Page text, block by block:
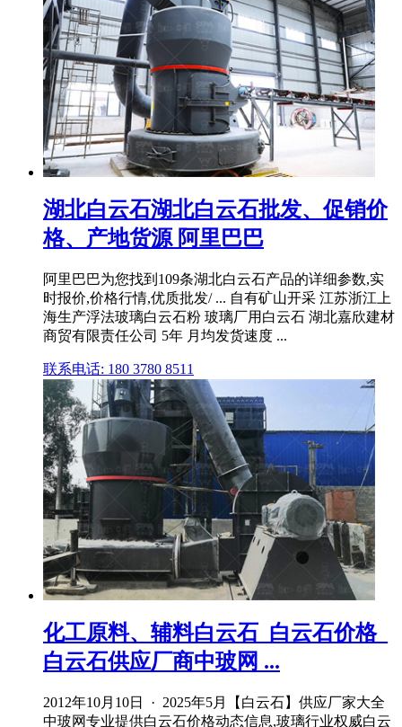
湖北白云石湖北白云石批发、促销价
格、产地货源 阿里巴巴
阿里巴巴为您找到109条湖北白云石产品的详细参数,实
时报价,价格行情,优质批发/ ... 自有矿山开采 江苏浙江上
海生产浮法玻璃白云石粉 玻璃厂用白云石 湖北嘉欣建材
商贸有限责任公司 5年 月均发货速度 ...
联系电话: 180 3780 8511
化工原料、辅料白云石_白云石价格_
白云石供应厂商中玻网 ...
2012年10月10日 · 2025年5月【白云石】供应厂家大全
中玻网专业提供白云石价格动态信息,玻璃行业权威白云